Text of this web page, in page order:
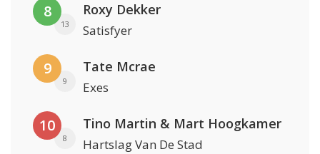
8
13
Roxy Dekker
Satisfyer
9
9
Tate Mcrae
Exes
10
8
Tino Martin & Mart Hoogkamer
Hartslag Van De Stad